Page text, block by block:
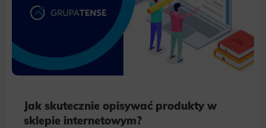
​Jak skutecznie opisywać produkty w
sklepie internetowym?